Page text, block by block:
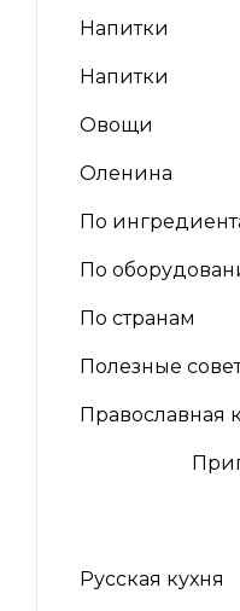
Напитки
Напитки
Овощи
Оленина
По
По
По странам
Полезные
Православная
Русская кухня